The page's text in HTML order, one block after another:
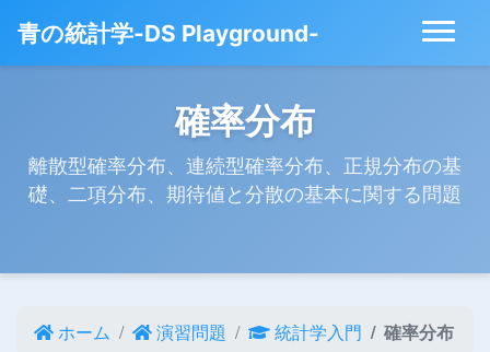
青の統計学-DS Playground-
確率分布
離散型確率分布、連続型確率分布、正規分布の基
礎、二項分布、期待値と分散の基本に関する問題
ホーム 演習問題 統計学入門 確率分布